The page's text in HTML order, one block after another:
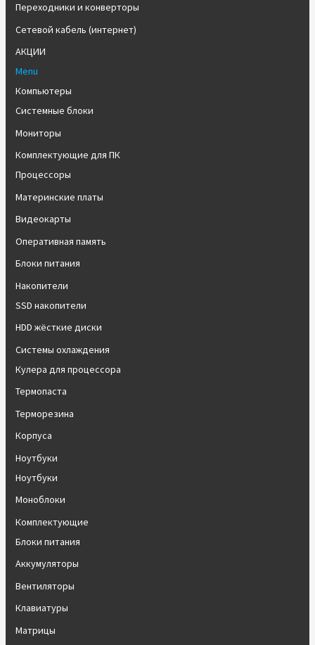
Переходники и конверторы
Сетевой кабель (интернет)
АКЦИИ
Menu
Компьютеры
Системные блоки
Мониторы
Комплектующие для ПК
Процессоры
Материнские платы
Видеокарты
Оперативная память
Блоки питания
Накопители
SSD накопители
HDD жёсткие диски
Системы охлаждения
Кулера для процессора
Термопаста
Терморезина
Корпуса
Ноутбуки
Ноутбуки
Моноблоки
Комплектующие
Блоки питания
Аккумуляторы
Вентиляторы
Клавиатуры
Матрицы